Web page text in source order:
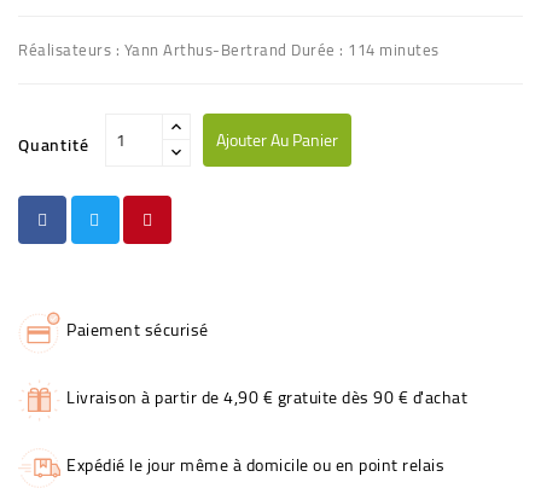
Réalisateurs : Yann Arthus-Bertrand Durée : 114 minutes
Quantité Ajouter Au Panier
Paiement sécurisé
Livraison à partir de 4,90 € gratuite dès 90 € d'achat
Expédié le jour même à domicile ou en point relais